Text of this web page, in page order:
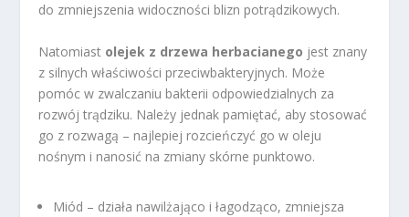
do zmniejszenia widoczności blizn potrądzikowych.
Natomiast olejek z drzewa herbacianego jest znany
z silnych właściwości przeciwbakteryjnych. Może
pomóc w zwalczaniu bakterii odpowiedzialnych za
rozwój trądziku. Należy jednak pamiętać, aby stosować
go z rozwagą – najlepiej rozcieńczyć go w oleju
nośnym i nanosić na zmiany skórne punktowo.
Miód – działa nawilżająco i łagodząco, zmniejsza